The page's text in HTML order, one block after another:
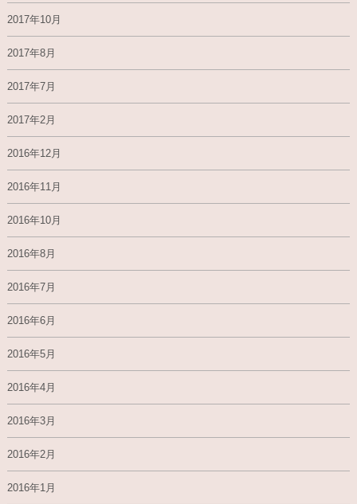
2017年10月
2017年8月
2017年7月
2017年2月
2016年12月
2016年11月
2016年10月
2016年8月
2016年7月
2016年6月
2016年5月
2016年4月
2016年3月
2016年2月
2016年1月